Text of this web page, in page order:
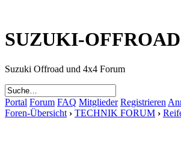
SUZUKI-
Suzuki Offroad und 4x4 Forum
Portal Forum FAQ Mitglieder Registrieren
Foren-Übersicht › TECHNIK FORUM ›